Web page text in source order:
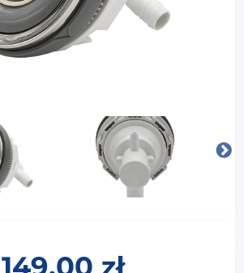
149,00 zł